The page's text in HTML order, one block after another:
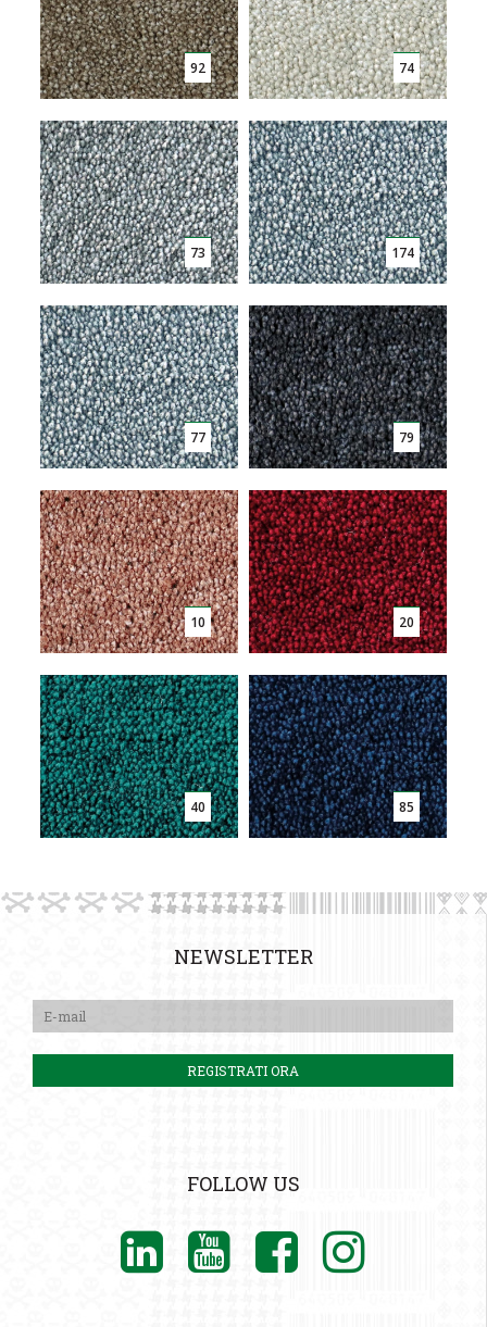
92 74
73 174
77 79
10 20
40 85
NEWSLETTER
FOLLOW US